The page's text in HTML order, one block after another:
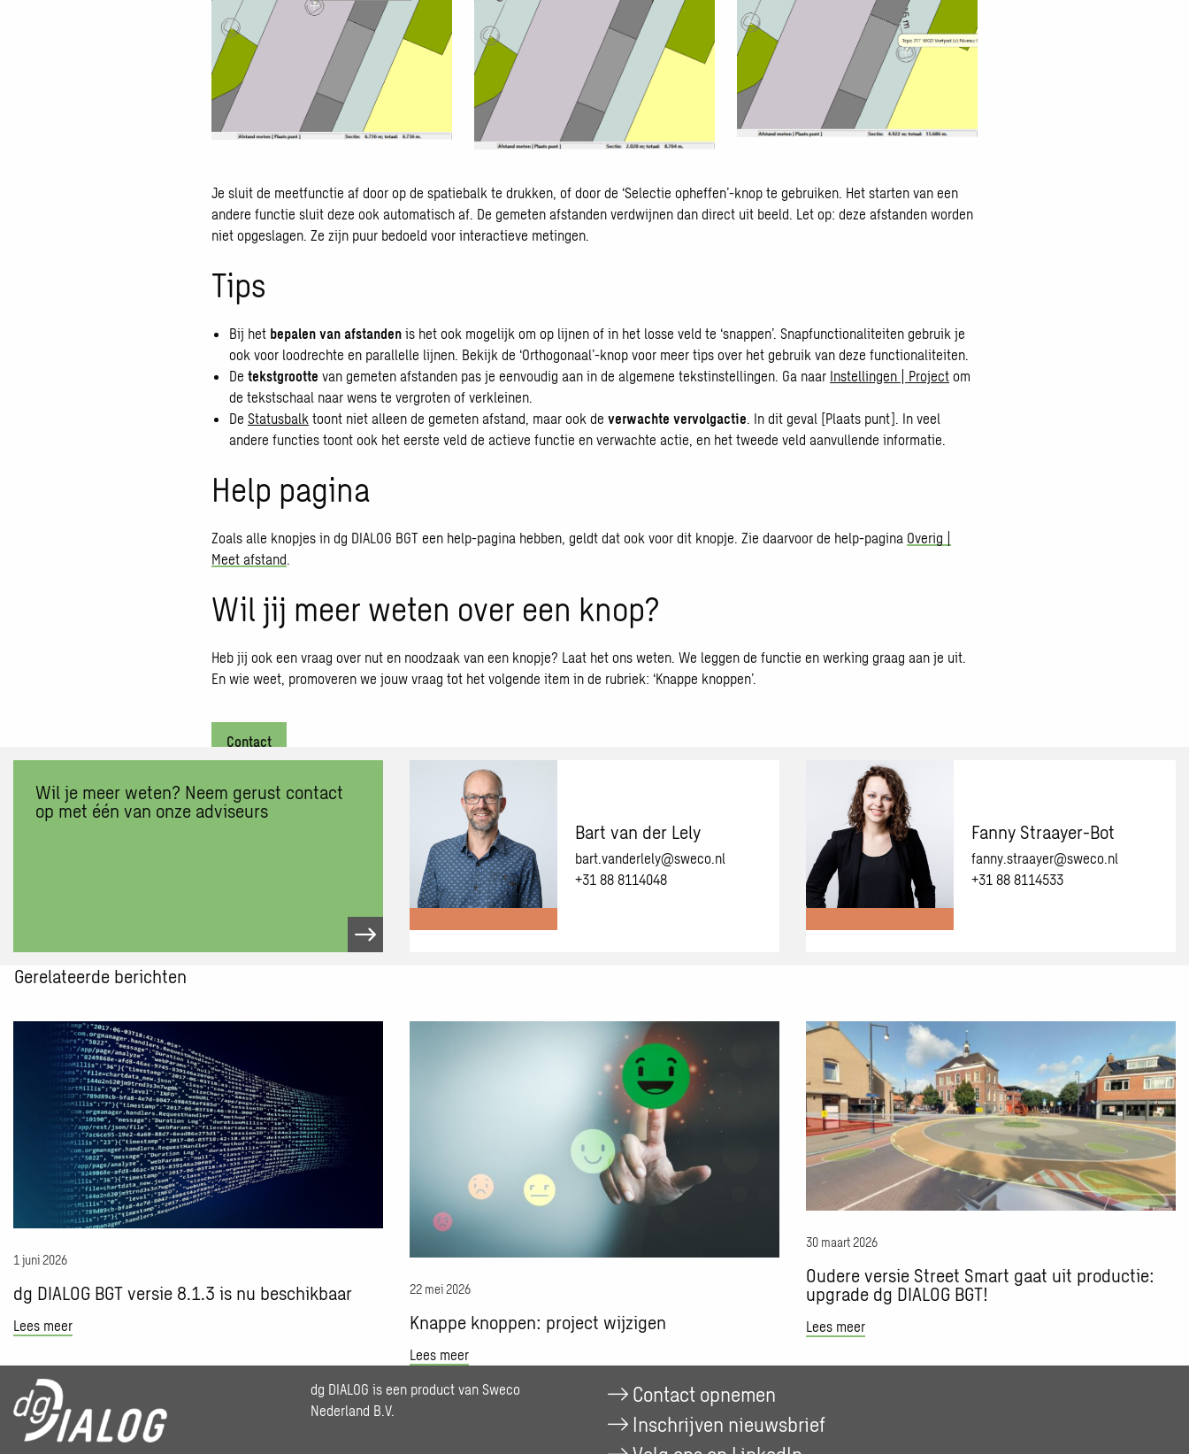
afbeelding
afbeelding
afbeelding
Je sluit de meetfunctie af door op de spatiebalk te drukken, of door de ‘Selectie opheffen’-knop te gebruiken. Het starten van een
andere functie sluit deze ook automatisch af. De gemeten afstanden verdwijnen dan direct uit beeld. Let op: deze afstanden worden
niet opgeslagen. Ze zijn puur bedoeld voor interactieve metingen.
Tips
Bij het bepalen van afstanden is het ook mogelijk om op lijnen of in het losse veld te ‘snappen’. Snapfunctionaliteiten gebruik je
ook voor loodrechte en parallelle lijnen. Bekijk de ‘Orthogonaal’-knop voor meer tips over het gebruik van deze functionaliteiten.
De tekstgrootte van gemeten afstanden pas je eenvoudig aan in de algemene tekstinstellingen. Ga naar Instellingen | Project om
de tekstschaal naar wens te vergroten of verkleinen.
De Statusbalk toont niet alleen de gemeten afstand, maar ook de verwachte vervolgactie . In dit geval [Plaats punt]. In veel
andere functies toont ook het eerste veld de actieve functie en verwachte actie, en het tweede veld aanvullende informatie.
Help pagina
Zoals alle knopjes in dg DIALOG BGT een help-pagina hebben, geldt dat ook voor dit knopje. Zie daarvoor de help-pagina Overig |
Meet afstand
Wil jij meer weten over een knop?
Heb jij ook een vraag over nut en noodzaak van een knopje? Laat het ons weten. We leggen de functie en werking graag aan je uit.
En wie weet, promoveren we jouw vraag tot het volgende item in de rubriek: ‘Knappe knoppen’.
Contact
Wil je meer weten? Neem gerust contact
op met één van onze adviseurs
van
onze
Bart
Bart van der Lely
bart.vanderlely@sweco.nl
+31 88 8114048
Fanny
Straayer-
Bot
Fanny Straayer-Bot
fanny.straayer@sweco.nl
+31 88 8114533
Gerelateerde berichten
1 juni 2026
dg DIALOG BGT versie 8.1.3 is nu beschikbaar
Lees meer
22 mei 2026
Knappe knoppen: project wijzigen
Lees meer
30 maart 2026
Oudere versie Street Smart gaat uit productie:
upgrade dg DIALOG BGT!
Lees meer
Lees
over
Oudere
versie
Street
Smart
gaat
upgrade
DIALOG
BGT!
dg DIALOG is een product van Sweco
Nederland B.V.
Contact opnemen
Inschrijven nieuwsbrief